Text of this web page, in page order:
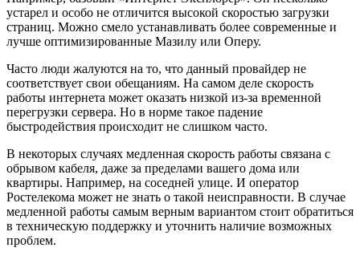
устарел и особо не отличится высокой скоростью загрузки
страниц. Можно смело устанавливать более современные и
лучше оптимизированные Мазилу или Оперу.
Часто люди жалуются на то, что данный провайдер не
соответствует свои обещаниям. На самом деле скорость
работы интернета может оказать низкой из-за временной
перегрузки сервера. Но в норме такое падение
быстродействия происходит не слишком часто.
В некоторых случаях медленная скорость работы связана с
обрывом кабеля, даже за пределами вашего дома или
квартиры. Например, на соседней улице. И оператор
Ростелекома может не знать о такой неисправности. В случае
медленной работы самым верным вариантом стоит обратиться
в техническую поддержку и уточнить наличие возможных
проблем.